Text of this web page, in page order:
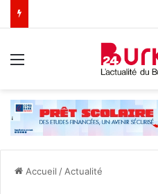
Accueil / Actualité